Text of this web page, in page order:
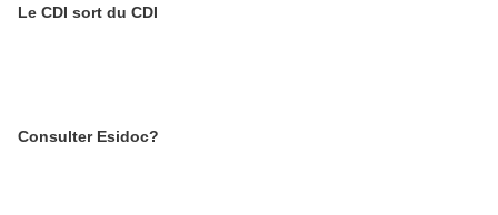
Le CDI sort du CDI
Consulter Esidoc?